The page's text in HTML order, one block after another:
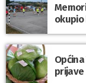
okupio